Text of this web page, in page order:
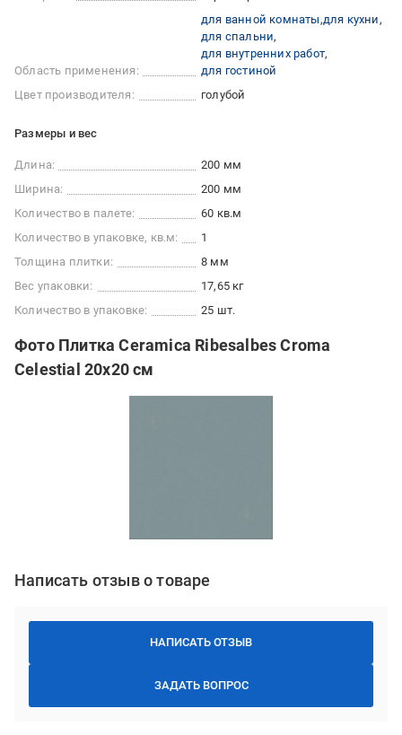
Область применения:
для ванной комнаты для кухни
для спальни
для внутренних работ
для гостиной
Цвет производителя:
голубой
Размеры и вес
Длина:
200 мм
Ширина:
200 мм
Количество в палете:
60 кв.м
Количество в упаковке, кв.м:
1
Толщина плитки:
8 мм
Вес упаковки:
17,65 кг
Количество в упаковке:
25 шт.
Фото Плитка Ceramica Ribesalbes Croma
Celestial 20х20 см
Написать отзыв о товаре
НАПИСАТЬ ОТЗЫВ
ЗАДАТЬ ВОПРОС